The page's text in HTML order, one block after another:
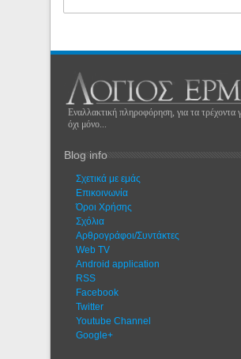
Εναλλακτική πληροφόρηση, για τα τρέχοντα
όχι μόνο...
Blog info
Σχετικά με εμάς
Eπικοινωνία
Όροι Χρήσης
Σχόλια
Αρθρογράφοι/Συντάκτες
Web TV
Android application
RSS
Facebook
Twitter
Youtube Channel
Google+